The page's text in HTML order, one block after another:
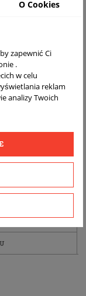
O Cookies
zapewnić Ci
.
w celu
reklam
analizy Twoich